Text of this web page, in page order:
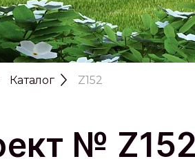
Каталог Z152
№